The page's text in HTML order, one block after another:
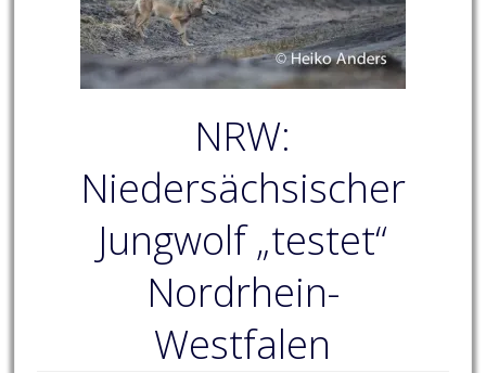
NRW:
Niedersächsischer
Jungwolf „testet“
Nordrhein-
Westfalen